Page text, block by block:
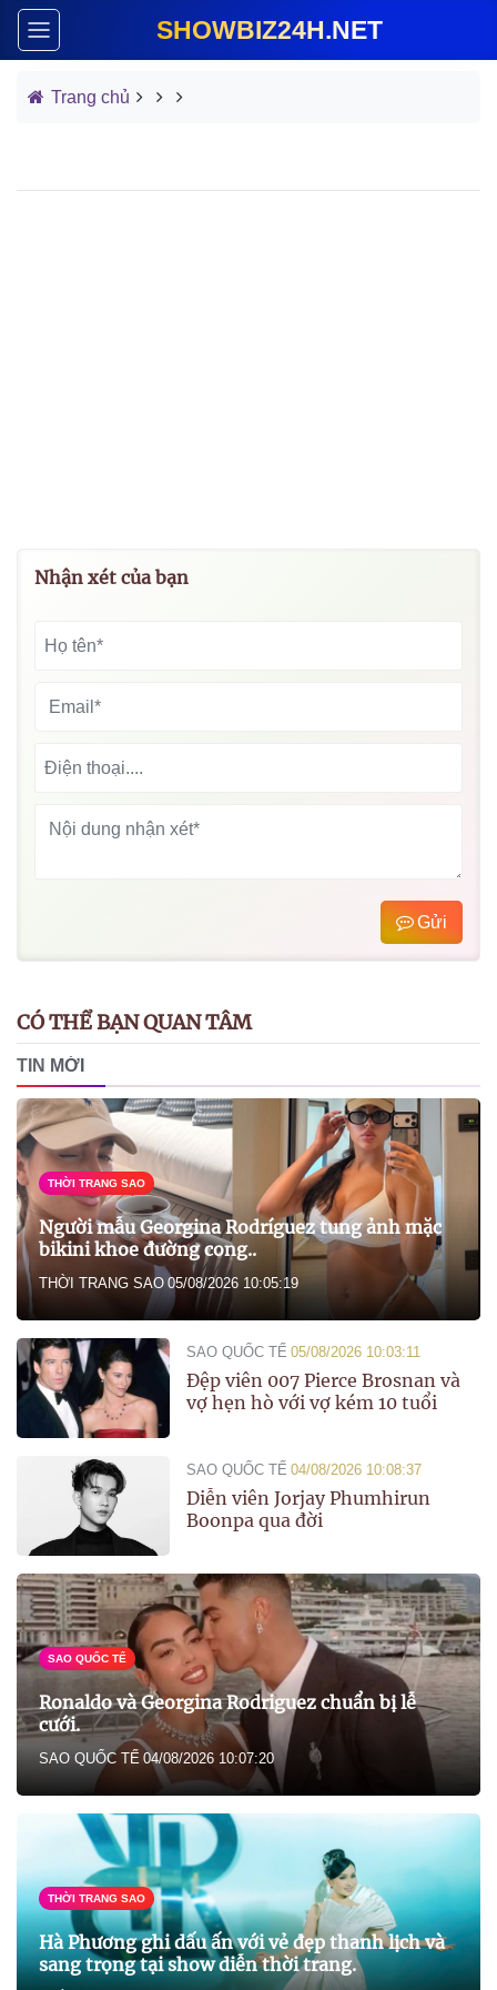
SHOWBIZ24H.NET
Trang chủ
Nhận xét của bạn
Gửi
CÓ THỂ BẠN QUAN TÂM
TIN MỚI
THỜI TRANG SAO
Người mẫu Georgina Rodríguez tung ảnh mặc
bikini khoe đường cong..
THỜI TRANG SAO 05/08/2026 10:05:19
SAO QUỐC TẾ 05/08/2026 10:03:11
Đệp viên 007 Pierce Brosnan và
vợ hẹn hò với vợ kém 10 tuổi
SAO QUỐC TẾ 04/08/2026 10:08:37
Diễn viên Jorjay Phumhirun
Boonpa qua đời
SAO QUỐC TẾ
Ronaldo và Georgina Rodriguez chuẩn bị lễ
cưới.
SAO QUỐC TẾ 04/08/2026 10:07:20
THỜI TRANG SAO
Hà Phương ghi dấu ấn với vẻ đẹp thanh lịch và
sang trọng tại show diễn thời trang.